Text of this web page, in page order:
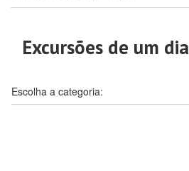
Excursões de um dia
Escolha a categoria: